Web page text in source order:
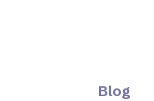
Blog